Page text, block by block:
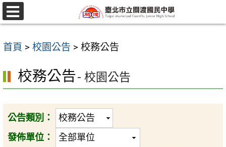
跳
至
要
容
選
單
首頁 > 校園公告 > 校務公告
校務公告- 校園公告
公告類別：
發佈單位：